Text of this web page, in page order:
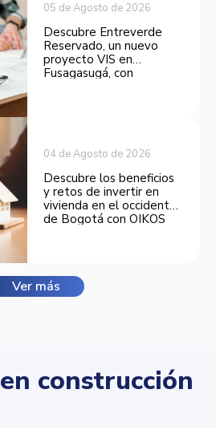
05 de Agosto de 2026
Descubre Entreverde
Reservado, un nuevo
proyecto VIS en
Fusagasugá, con
04 de Agosto de 2026
Descubre los beneficios
y retos de invertir en
vivienda en el occidente
de Bogotá con OIKOS
Ver más
en construcción